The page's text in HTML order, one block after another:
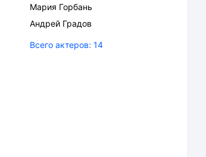
Мария Горбань
Андрей Градов
Всего актеров: 14